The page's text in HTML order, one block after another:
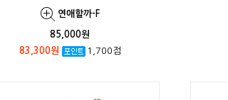
연애할까-F
85,000원
83,300원
1,700점